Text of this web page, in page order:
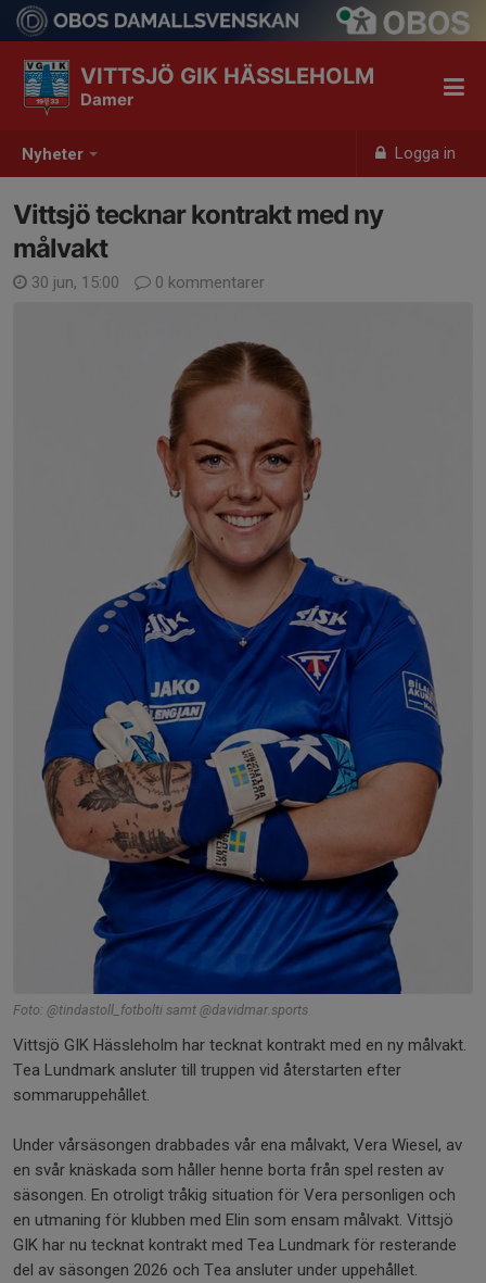
Nyheter Logga in
VITTSJÖ GIK HÄSSLEHOLM
Damer
Vittsjö tecknar kontrakt med ny
målvakt
30 jun, 15:00 0 kommentarer
Foto: @tindastoll_fotbolti samt @davidmar.sports
Vittsjö GIK Hässleholm har tecknat kontrakt med en ny målvakt.
Tea Lundmark ansluter till truppen vid återstarten efter
sommaruppehållet.
Under vårsäsongen drabbades vår ena målvakt, Vera Wiesel, av
en svår knäskada som håller henne borta från spel resten av
säsongen. En otroligt tråkig situation för Vera personligen och
en utmaning för klubben med Elin som ensam målvakt. Vittsjö
GIK har nu tecknat kontrakt med Tea Lundmark för resterande
del av säsongen 2026 och Tea ansluter under uppehållet.